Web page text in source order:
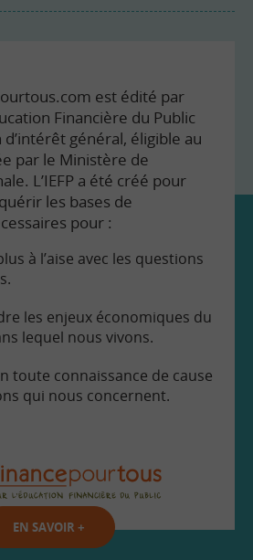
est édité par
Financière du Public
d’intérêt général, éligible au
par le Ministère de
L’IEFP a été créé pour
les bases de
pour :
à l’aise avec les questions
les enjeux économiques du
lequel nous vivons.
toute connaissance de cause
qui nous concernent.
EN SAVOIR +